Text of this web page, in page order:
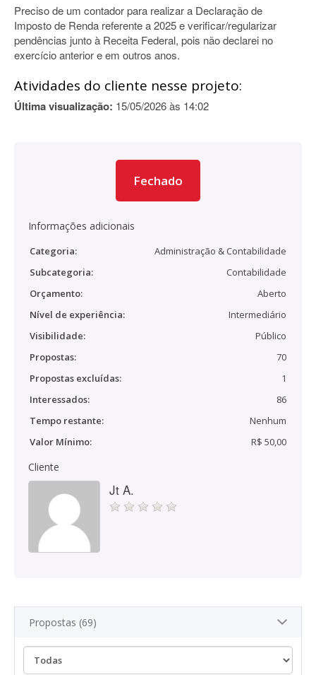
Preciso de um contador para realizar a Declaração de
Imposto de Renda referente a 2025 e verificar/regularizar
pendências junto à Receita Federal, pois não declarei no
exercício anterior e em outros anos.
Atividades do cliente nesse projeto:
Última visualização: 15/05/2026 às 14:02
Fechado
Informações adicionais
Categoria:
Administração & Contabilidade
Subcategoria:
Contabilidade
Orçamento:
Aberto
Nível de experiência:
Intermediário
Visibilidade:
Público
Propostas:
70
Propostas excluídas:
1
Interessados:
86
Tempo restante:
Nenhum
Valor Mínimo:
R$ 50,00
Cliente
Jt A.
Propostas (69)